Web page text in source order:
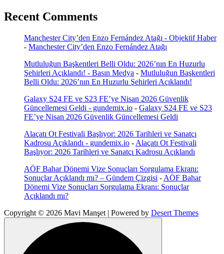
Recent Comments
Manchester City’den Enzo Fernández Atağı - Objektif Haber
- Manchester City’den Enzo Fernández Atağı
Mutluluğun Başkentleri Belli Oldu: 2026’nın En Huzurlu
Şehirleri Açıklandı! - Basın Medya - Mutluluğun Başkentleri
Belli Oldu: 2026’nın En Huzurlu Şehirleri Açıklandı!
Galaxy S24 FE ve S23 FE’ye Nisan 2026 Güvenlik
Güncellemesi Geldi - gundemix.io - Galaxy S24 FE ve S23
FE’ye Nisan 2026 Güvenlik Güncellemesi Geldi
Alaçatı Ot Festivali Başlıyor: 2026 Tarihleri ve Sanatçı
Kadrosu Açıklandı - gundemix.io - Alaçatı Ot Festivali
Başlıyor: 2026 Tarihleri ve Sanatçı Kadrosu Açıklandı
AÖF Bahar Dönemi Vize Sonuçları Sorgulama Ekranı:
Sonuçlar Açıklandı mı? – Gündem Çizgisi - AÖF Bahar
Dönemi Vize Sonuçları Sorgulama Ekranı: Sonuçlar
Açıklandı mı?
Copyright © 2026 Mavi Manşet | Powered by Desert Themes